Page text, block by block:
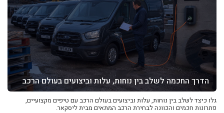
הדרך החכמה לשלב בין נוחות, עלות וביצועים בעולם הרכב
גלו כיצד לשלב בין נוחות, עלות וביצועים בעולם הרכב עם טיפים מקצועיים,
פתרונות חכמים והכוונה לבחירת הרכב המתאים מבית ליסקאר.